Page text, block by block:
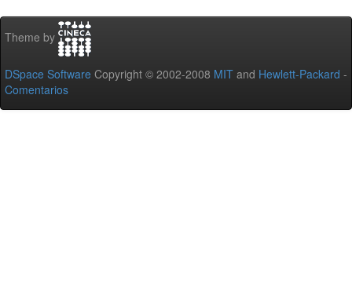
Theme by
DSpace Software Copyright © 2002-2008 MIT and Hewlett-Packard -
Comentarios